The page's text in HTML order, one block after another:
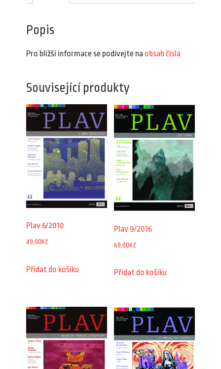
Popis
Pro bližší informace se podívejte na obsah čísla
Související produkty
Plav 6/2010
49,00Kč
Přidat do košíku
Plav 9/2016
69,00Kč
Přidat do košíku